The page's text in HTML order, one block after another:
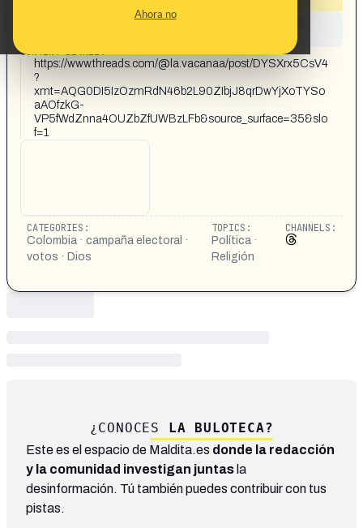
Ahora no
This content has not yet been investigated by the
CONTENT DETAIL:
https://www.threads.com/@la.vacanaa/post/DYSXrx5CsV4
?
xmt=AQG0DI5IzOzmRdN46b2L90ZIbjJ8qrDwYjXoTYSo
aAOfzkG-
VP5fWdZnna4OUZbZfUWBzLFb&source_surface=35&slo
f=1
CATEGORIES:
Colombia · campaña electoral ·
votos · Dios
TOPICS:
Política ·
Religión
CHANNELS:
¿CONOCES LA BULOTECA?
Este es el espacio de Maldita.es donde la redacción
y la comunidad investigan juntas la
desinformación. Tú también puedes contribuir con tus
pistas.